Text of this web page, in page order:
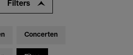
Filters
Concerten